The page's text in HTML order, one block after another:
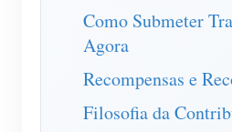
Documento
Vídeo tutorial
FAQ
Notícias
Programa de
Centro de contribuidores
Atividades IAMMETER
Fórum
Soluções
Contato
Sobre nós
Como Submeter
Agora
Recompensas e
Filosofia da